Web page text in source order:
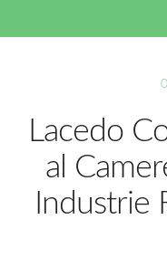
Lacedo
al
Industrie